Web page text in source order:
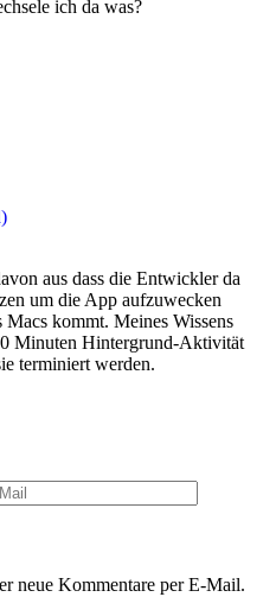
ich da was?
aus dass die Entwickler da
um die App aufzuwecken
Macs kommt. Meines Wissens
Minuten Hintergrund-Aktivität
terminiert werden.
neue Kommentare per E-Mail.